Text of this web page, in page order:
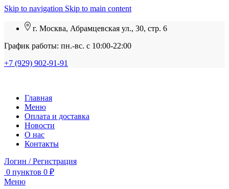
Skip to navigation Skip to main content
г. Москва, Абрамцевская ул., 30, стр. 6
График работы: пн.-вс. с 10:00-22:00
+7 (929) 902-91-91
Главная
Меню
Оплата и доставка
Новости
О нас
Контакты
Логин / Регистрация
0 пунктов 0 ₽
Меню